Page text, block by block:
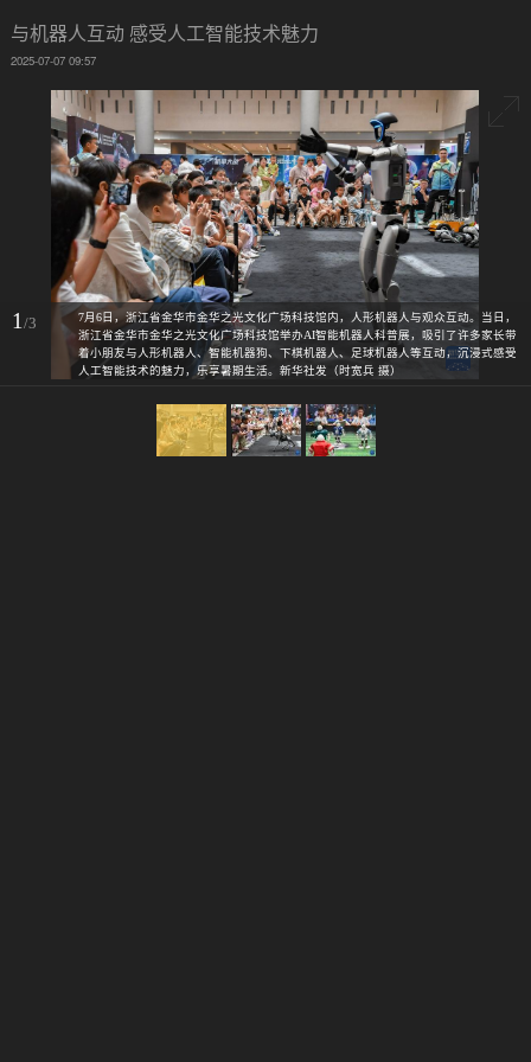
与机器人互动 感受人工智能技术魅力
2025-07-07 09:57
1/3
7月6日，浙江省金华市金华之光文化广场科技馆内，人形机器人与观众互动。当日，
浙江省金华市金华之光文化广场科技馆举办AI智能机器人科普展，吸引了许多家长带
着小朋友与人形机器人、智能机器狗、下棋机器人、足球机器人等互动，沉浸式感受
人工智能技术的魅力，乐享暑期生活。新华社发（时宽兵 摄）